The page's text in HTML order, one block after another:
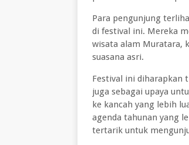
Para pengunjung
di festival ini. Mereka
wisata alam Muratara,
suasana asri.
Festival ini diharapkan
juga sebagai upaya
ke kancah yang lebih
agenda tahunan yang
tertarik untuk